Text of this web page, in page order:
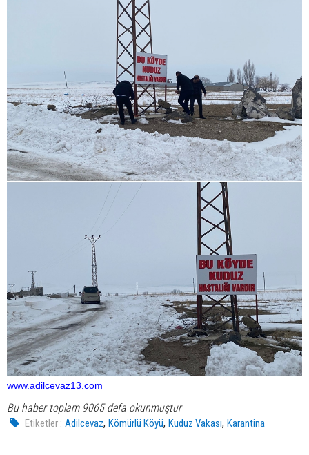
www.adilcevaz13.com
Bu haber toplam 9065 defa okunmuştur
Etiketler : Adilcevaz,Kömürlü Köyü,Kuduz Vakası,Karantina